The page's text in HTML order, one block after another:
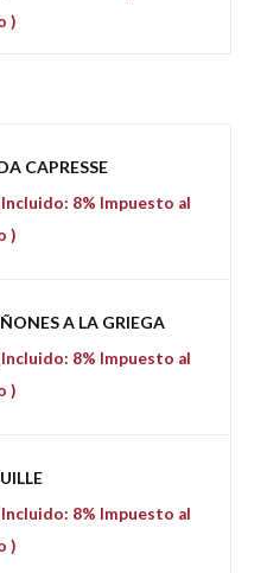
)
CAPRESSE
8% Impuesto al
)
A LA GRIEGA
8% Impuesto al
)
8% Impuesto al
)